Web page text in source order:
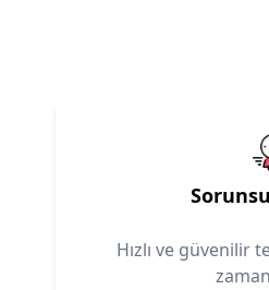
Hızlı ve güvenilir